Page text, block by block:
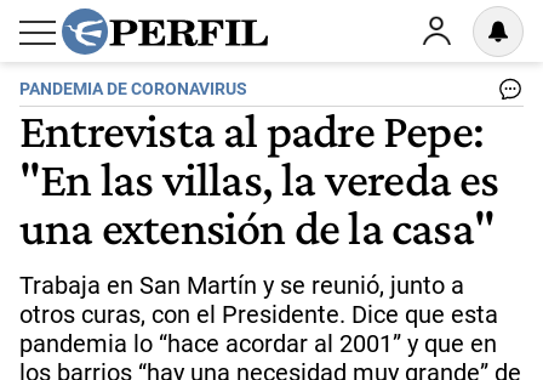
PANDEMIA DE CORONAVIRUS
Entrevista al padre Pepe:
"En las villas, la vereda es
una extensión de la casa"
Trabaja en San Martín y se reunió, junto a
otros curas, con el Presidente. Dice que esta
pandemia lo “hace acordar al 2001” y que en
los barrios “hay una necesidad muy grande” de